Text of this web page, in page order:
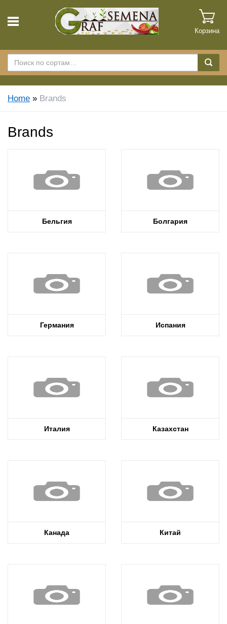
Корзина
Home » Brands
Brands
Бельгия Болгария
Германия Испания
Италия Казахстан
Канада Китай